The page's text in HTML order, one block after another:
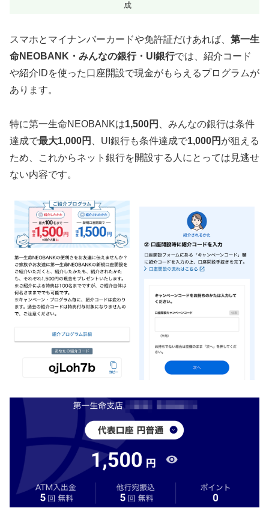
成
スマホとマイナンバーカードや免許証だけあれば、 第一生
命NEOBANK・みんなの銀行・UI銀行では、紹介コード
や紹介IDを使った口座開設で現金がもらえるプログラムが
あります。
特に第一生命NEOBANKは1,500円
、みんなの銀行は条件
達成で最大1,000円 、UI銀行も条件達成で1,000円 が狙える
ため、これからネット銀行を開設する人にとっては見逃せ
ない内容です。